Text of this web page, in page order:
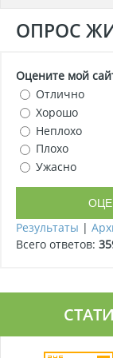
ОПРОС
Оцените мой
Отлично
Хорошо
Неплохо
Плохо
Ужасно
Результаты |
Всего ответов: